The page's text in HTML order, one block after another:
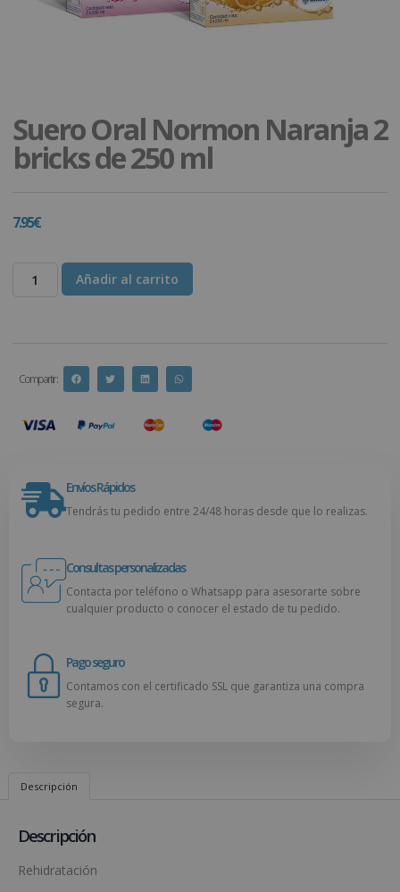
Suero Oral Normon Naranja 2
bricks de 250 ml
7.95€
Añadir al carrito
Compartir :
Envíos Rápidos
Tendrás tu pedido entre 24/48 horas desde que lo realizas.
Consultas personalizadas
Contacta por teléfono o Whatsapp para asesorarte sobre
cualquier producto o conocer el estado de tu pedido.
Pago seguro
Contamos con el certificado SSL que garantiza una compra
segura.
Descripción
Descripción
Rehidratación